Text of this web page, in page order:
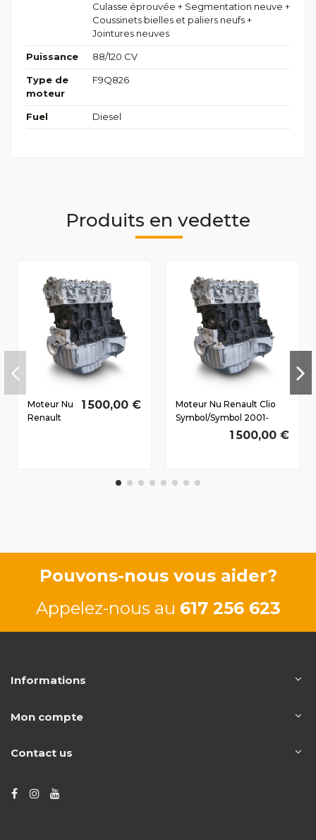
Culasse éprouvée + Segmentation neuve +
Coussinets bielles et paliers neufs +
Jointures neuves
Puissance 88/120 CV
Type de
moteur
F9Q826
Fuel Diesel
Produits en vedette
Moteur Nu
Renault
1 500,00 €
Moteur Nu Renault Clio
Symbol/Symbol 2001-
2008 1.5 D dCi K9K706
1 500,00 €
Pouvons-nous vous aider?
Appelez-nous au 617 256 623
Informations
Mon compte
Contact us